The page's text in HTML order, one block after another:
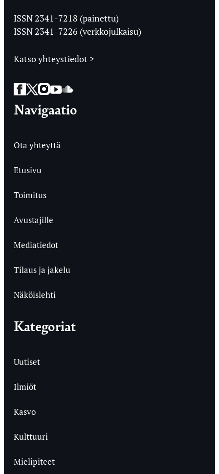
Ylioppilaslehti
ISSN 2341-7218 (painettu)
ISSN 2341-7226 (verkkojulkaisu)
Katso yhteystiedot >
Facebook
Twitter
Instagram
YouTube
SoundCloud
Navigaatio
Ota yhteyttä
Etusivu
Toimitus
Avustajille
Mediatiedot
Tilaus ja jakelu
Näköislehti
Kategoriat
Uutiset
Ilmiöt
Kasvo
Kulttuuri
Mielipiteet